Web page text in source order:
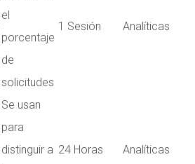
el
porcentaje
de
solicitudes
1 Sesión Analíticas
Se usan
para
distinguir a 24 Horas Analíticas